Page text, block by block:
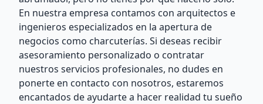
En nuestra empresa contamos con arquitectos e
ingenieros especializados en la apertura de
negocios como charcuterías. Si deseas recibir
asesoramiento personalizado o contratar
nuestros servicios profesionales, no dudes en
ponerte en contacto con nosotros, estaremos
encantados de ayudarte a hacer realidad tu sueño